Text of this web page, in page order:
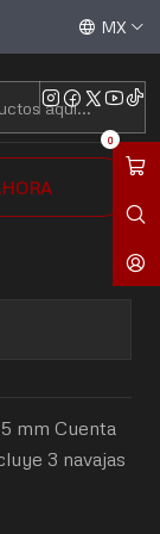
0
crédito / débito y
MX
mm Cuenta
3 navajas